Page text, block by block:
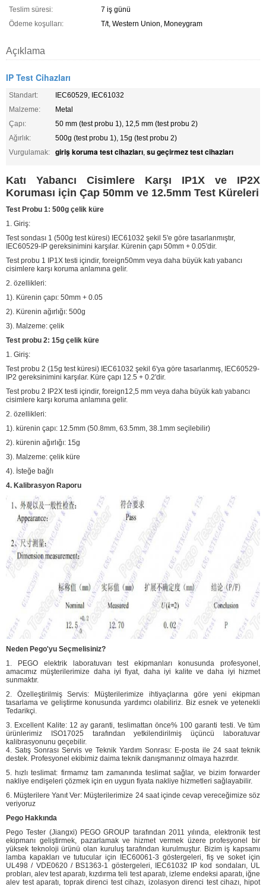
Teslim süresi:
7 iş günü
Ödeme koşulları:
T/t, Western Union, Moneygram
Açıklama
IP Test Cihazları
Standart:
IEC60529, IEC61032
Malzeme:
Metal
Çapı:
50 mm (test probu 1), 12,5 mm (test probu 2)
Ağırlık:
500g (test probu 1), 15g (test probu 2)
Vurgulamak:
giriş koruma test cihazları, su geçirmez test cihazları
Katı Yabancı Cisimlere Karşı IP1X ve IP2X
Koruması için Çap 50mm ve 12.5mm Test Küreleri
Test Probu 1: 500g çelik küre
1. Giriş:
Test sondası 1 (500g test küresi) IEC61032 şekil 5'e göre tasarlanmıştır,
IEC60529-IP gereksinimini karşılar. Kürenin çapı 50mm + 0.05'dir.
Test probu 1 IP1X testi içindir, foreign50mm veya daha büyük katı yabancı
cisimlere karşı koruma anlamına gelir.
2. özellikleri:
1). Kürenin çapı: 50mm + 0.05
2). Kürenin ağırlığı: 500g
3). Malzeme: çelik
Test probu 2: 15g çelik küre
1. Giriş:
Test probu 2 (15g test küresi) IEC61032 şekil 6'ya göre tasarlanmış, IEC60529-
IP2 gereksinimini karşılar. Küre çapı 12.5 + 0.2'dir.
Test probu 2 IP2X testi içindir, foreign12,5 mm veya daha büyük katı yabancı
cisimlere karşı koruma anlamına gelir.
2. özellikleri:
1). kürenin çapı: 12.5mm (50.8mm, 63.5mm, 38.1mm seçilebilir)
2). kürenin ağırlığı: 15g
3). Malzeme: çelik küre
4). İsteğe bağlı
4. Kalibrasyon Raporu
Neden Pego'yu Seçmelisiniz?
1. PEGO elektrik laboratuvarı test ekipmanları konusunda profesyonel,
amacımız müşterilerimize daha iyi fiyat, daha iyi kalite ve daha iyi hizmet
sunmaktır.
2. Özelleştirilmiş Servis: Müşterilerimize ihtiyaçlarına göre yeni ekipman
tasarlama ve geliştirme konusunda yardımcı olabiliriz. Biz esnek ve yetenekli
Tedarikçi.
3. Excellent Kalite: 12 ay garanti, teslimattan önce% 100 garanti testi. Ve tüm
ürünlerimiz ISO17025 tarafından yetkilendirilmiş üçüncü laboratuvar
kalibrasyonunu geçebilir.
4. Satış Sonrası Servis ve Teknik Yardım Sonrası: E-posta ile 24 saat teknik
destek. Profesyonel ekibimiz daima teknik danışmanınız olmaya hazırdır.
5. hızlı teslimat: firmamız tam zamanında teslimat sağlar, ve bizim forwarder
nakliye endişeleri çözmek için en uygun fiyata nakliye hizmetleri sağlayabilir.
6. Müşterilere Yanıt Ver: Müşterilerimize 24 saat içinde cevap vereceğimize söz
veriyoruz
Pego Hakkında
Pego Tester (Jiangxi) PEGO GROUP tarafından 2011 yılında, elektronik test
ekipmanı geliştirmek, pazarlamak ve hizmet vermek üzere profesyonel bir
yüksek teknoloji ürünü olan kuruluş tarafından kurulmuştur. Bizim iş kapsamı
lamba kapakları ve tutucular için IEC60061-3 göstergeleri, fiş ve soket için
UL498 / VDE0620 / BS1363-1 göstergeleri, IEC61032 IP kod sondaları, UL
probları, alev test aparatı, kızdırma teli test aparatı, izleme endeksi aparatı, iğne
alev test aparatı, toprak direnci test cihazı, izolasyon direnci test cihazı, hipot